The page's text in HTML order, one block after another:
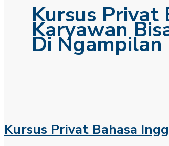
Kursus Privat
Karyawan
Di Ngampilan
Kursus Privat Bahasa